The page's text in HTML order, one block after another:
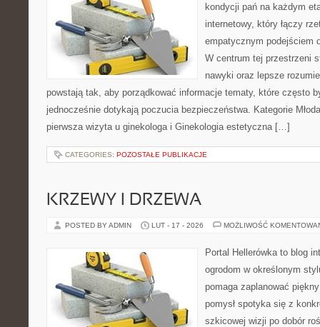
kondycji pań na każdym
internetowy, który łączy
empatycznym podejściem
W centrum tej przestrzeni
nawyki oraz lepsze
powstają tak, aby porządkować informacje tematy, które często
jednocześnie dotykają poczucia bezpieczeństwa. Kategorie
pierwsza wizyta u ginekologa i Ginekologia estetyczna […]
CATEGORIES: POZOSTAŁE PUBLIKACJE
KRZEWY I DRZEWA
POSTED BY ADMIN LUT - 17 - 2026 MOŻLIWOŚĆ
Portal Hellerówka to blog
ogrodom w określonym
pomaga zaplanować
pomysł spotyka się z
szkicowej wizji po dobór